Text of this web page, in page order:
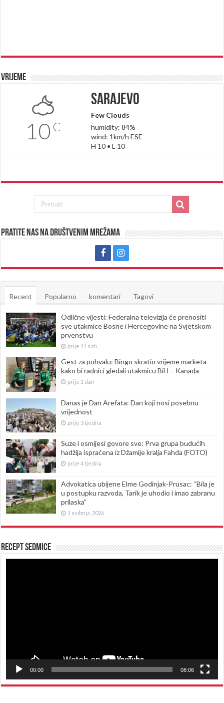
Vrijeme
10 C
Sarajevo
Few Clouds
humidity: 84%
wind: 1km/h ESE
H 10 • L 10
Pratite nas na društvenim mrežama
Recent Popularno komentari Tagovi
Odlične vijesti: Federalna televizija će prenositi
sve utakmice Bosne i Hercegovine na Svjetskom
prvenstvu
prije 11 sati
Gest za pohvalu: Bingo skratio vrijeme marketa
kako bi radnici gledali utakmicu BiH – Kanada
prije 1 dan
Danas je Dan Arefata: Dan koji nosi posebnu
vrijednost
prije 3 tjedna
Suze i osmijesi govore sve: Prva grupa budućih
hadžija ispraćena iz Džamije kralja Fahda (FOTO)
prije 4 tjedna
Advokatica ubijene Elme Godinjak-Prusac: “Bila je
u postupku razvoda, Tarik je uhodio i imao zabranu
prilaska”
1 svibnja, 2026
Recept sedmice
00:00 08:06